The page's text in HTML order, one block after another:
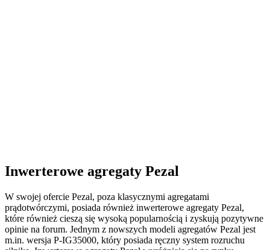
Inwerterowe agregaty Pezal
W swojej ofercie Pezal, poza klasycznymi agregatami
prądotwórczymi, posiada również inwerterowe agregaty Pezal,
które również cieszą się wysoką popularnością i zyskują pozytywne
opinie na forum. Jednym z nowszych modeli agregatów Pezal jest
m.in. wersja P-IG35000, który posiada ręczny system rozruchu